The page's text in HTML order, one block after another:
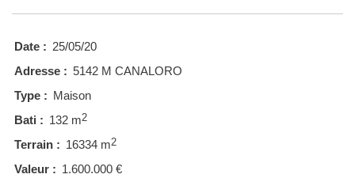
Date : 25/05/20
Adresse : 5142 M CANALORO
Type : Maison
Bati : 132 m2
Terrain : 16334 m2
Valeur : 1.600.000 €